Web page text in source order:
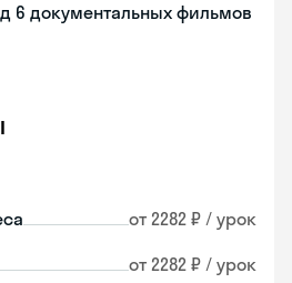
6 документальных фильмов
от 2282 ₽ / урок
от 2282 ₽ / урок